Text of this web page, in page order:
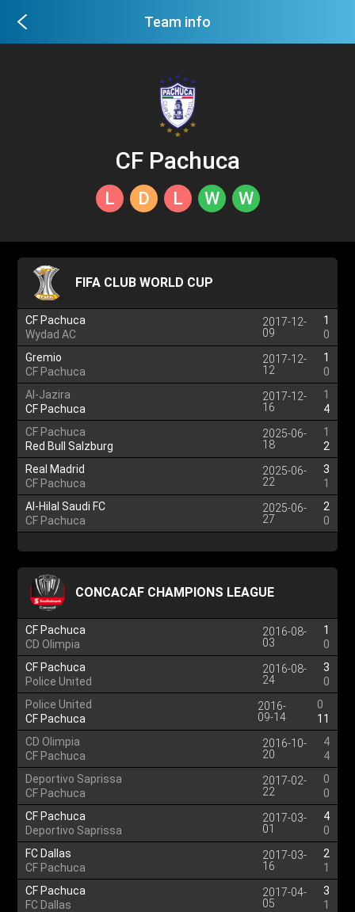
Team info
CF Pachuca
L D L W W
FIFA CLUB WORLD CUP
CF Pachuca
Wydad AC
2017-12-
09
1
0
Gremio
CF Pachuca
2017-12-
12
1
0
Al-Jazira
CF Pachuca
2017-12-
16
1
4
CF Pachuca
Red Bull Salzburg
2025-06-
18
1
2
Real Madrid
CF Pachuca
2025-06-
22
3
1
Al-Hilal Saudi FC
CF Pachuca
2025-06-
27
2
0
CONCACAF CHAMPIONS LEAGUE
CF Pachuca
CD Olimpia
2016-08-
03
1
0
CF Pachuca
Police United
2016-08-
24
3
0
Police United
CF Pachuca
2016-
09-14
0
11
CD Olimpia
CF Pachuca
2016-10-
20
4
4
Deportivo Saprissa
CF Pachuca
2017-02-
22
0
0
CF Pachuca
Deportivo Saprissa
2017-03-
01
4
0
FC Dallas
CF Pachuca
2017-03-
16
2
1
CF Pachuca
FC Dallas
2017-04-
05
3
1